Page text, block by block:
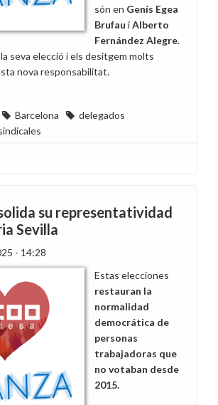
són en Genís Egea
Brufau iAlberto
Fernández Alegre.
seva elecció i els desitgem molts
nova responsabilitat.
Barcelona
delegados
su representatividad
Sevilla
- 14:28
Estas elecciones
restauran la
normalidad
democrática de
personas
trabajadoras que
no votaban desde
2015.